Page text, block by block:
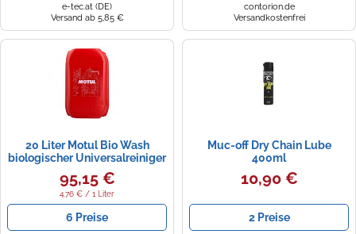
e-tec.at (DE)
Versand ab 5,85 €
contorion.de
Versandkostenfrei
20 Liter Motul Bio Wash
biologischer Universalreiniger
95,15 €
4.76 € / 1 Liter
6 Preise
Muc-off Dry Chain Lube
400ml
10,90 €
2 Preise